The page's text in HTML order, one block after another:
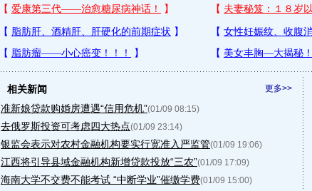
更多>>
相关新闻
准新娘贷款购婚房遭遇“信用危机”(01/09 08:15)
去俄罗斯投资可考虑四大热点(01/09 23:14)
银监会表示对农村金融机构要实行宽准入严监管(01/09 19:06)
江西将引导县域金融机构新增贷款投放“三农”(01/09 17:09)
海南大学不交费不能考试 “中断学业”催缴学费(01/09 15:00)